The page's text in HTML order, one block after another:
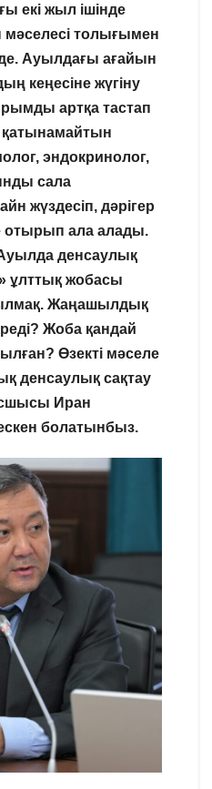
екі жыл ішінде
толығымен
Ауылдағы ағайын
кеңесіне жүгіну
артқа тастап
эндокринолог,
сала
жүздесіп, дәрігер
отырып ала алады.
денсаулық
ұлттық жобасы
Жаңашылдық
Жоба қандай
Өзекті мәселе
денсаулық сақтау
Иран
болатынбыз.